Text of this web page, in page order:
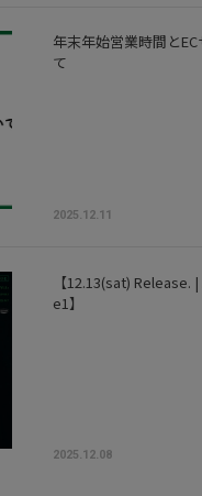
年末年始営業時間と
て
2025.12.11
【12.13(sat) Release.
e1】
2025.12.08